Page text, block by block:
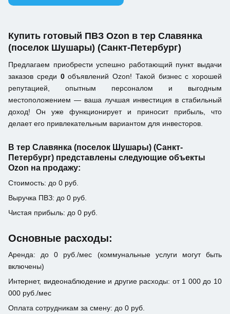
Купить готовый ПВЗ Ozon в тер Славянка
(поселок Шушары) (Санкт-Петербург)
Предлагаем приобрести успешно работающий пункт выдачи
заказов среди 0объявлений Ozon! Такой бизнес с хорошей
репутацией, опытным персоналом и выгодным
местоположением — ваша лучшая инвестиция в стабильный
доход! Он уже функционирует и приносит прибыль, что
делает его привлекательным вариантом для инвесторов.
В тер Славянка (поселок Шушары) (Санкт-
Петербург) представлены следующие объекты
Ozon на продажу:
Стоимость: до 0 руб.
Выручка ПВЗ: до 0 руб.
Чистая прибыль: до 0 руб.
Основные расходы:
Аренда: до 0 руб./мес (коммунальные услуги могут быть
включены)
Интернет, видеонаблюдение и другие расходы: от 1 000 до 10
000 руб./мес
Оплата сотрудникам за смену: до 0 руб.